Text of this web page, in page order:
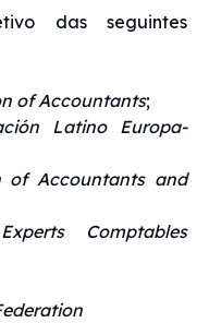
das seguintes
of Accountants;
Latino Europa-
of Accountants and
Comptables